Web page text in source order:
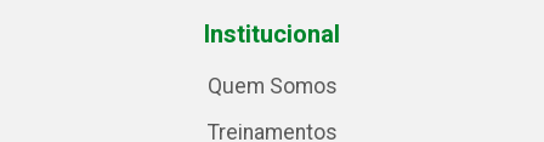
Institucional
Quem Somos
Treinamentos